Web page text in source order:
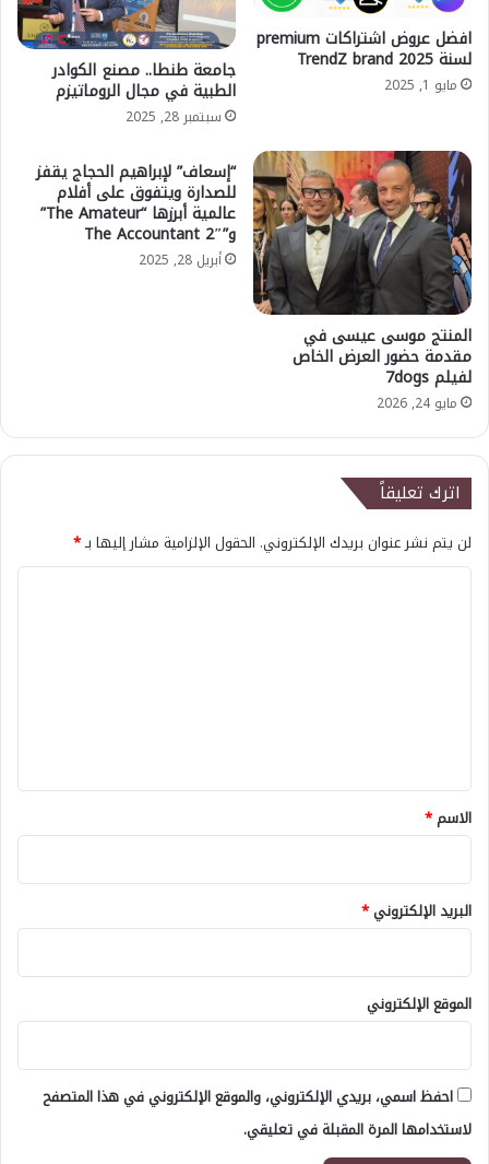
افضل عروض اشتراكات premium
لسنة 2025 TrendZ brand
مايو 1, 2025 جامعة طنطا.. مصنع الكوادر
الطبية في مجال الروماتيزم
سبتمبر 28, 2025
المنتج موسى عيسى في
مقدمة حضور العرض الخاص
لفيلم 7dogs
مايو 24, 2026
“إسعاف” لإبراهيم الحجاج يقفز
للصدارة ويتفوق على أفلام
عالمية أبرزها “The Amateur”
و”The Accountant 2″
أبريل 28, 2025
اترك تعليقاً
لن يتم نشر عنوان بريدك الإلكتروني. الحقول الإلزامية مشار إليها بـ*
*
الاسم*
البريد الإلكتروني*
الموقع الإلكتروني
احفظ اسمي، بريدي الإلكتروني، والموقع الإلكتروني في هذا المتصفح
لاستخدامها المرة المقبلة في تعليقي.